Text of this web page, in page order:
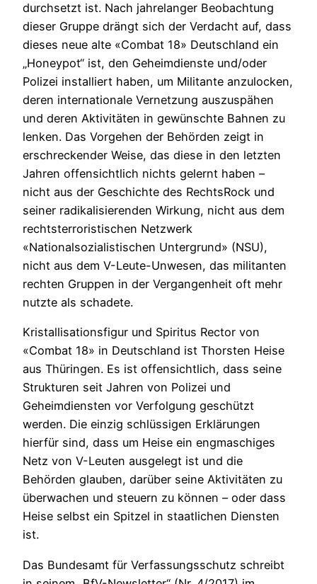
durchsetzt ist. Nach jahrelanger Beobachtung
dieser Gruppe drängt sich der Verdacht auf, dass
dieses neue alte «Combat 18» Deutschland ein
„Honeypot“ ist, den Geheimdienste und/oder
Polizei installiert haben, um Militante anzulocken,
deren internationale Vernetzung auszuspähen
und deren Aktivitäten in gewünschte Bahnen zu
lenken. Das Vorgehen der Behörden zeigt in
erschreckender Weise, das diese in den letzten
Jahren offensichtlich nichts gelernt haben –
nicht aus der Geschichte des RechtsRock und
seiner radikalisierenden Wirkung, nicht aus dem
rechtsterroristischen Netzwerk
«Nationalsozialistischen Untergrund» (NSU),
nicht aus dem V-Leute-Unwesen, das militanten
rechten Gruppen in der Vergangenheit oft mehr
nutzte als schadete.
Kristallisationsfigur und Spiritus Rector von
«Combat 18» in Deutschland ist Thorsten Heise
aus Thüringen. Es ist offensichtlich, dass seine
Strukturen seit Jahren von Polizei und
Geheimdiensten vor Verfolgung geschützt
werden. Die einzig schlüssigen Erklärungen
hierfür sind, dass um Heise ein engmaschiges
Netz von V-Leuten ausgelegt ist und die
Behörden glauben, darüber seine Aktivitäten zu
überwachen und steuern zu können – oder dass
Heise selbst ein Spitzel in staatlichen Diensten
ist.
Das Bundesamt für Verfassungsschutz schreibt